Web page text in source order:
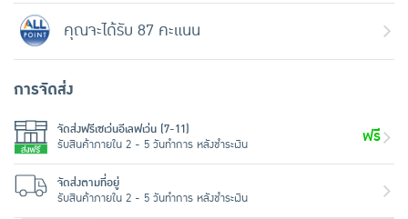
คุณจะได้รับ 87 คะแนน
การจัดส่ง
จัดส่งฟรีเซเว่นอีเลฟเว่น (7-11)
รับสินค้าภายใน 2 - 5 วันทำการ หลังชำระเงิน
ฟรี
จัดส่งตามที่อยู่
รับสินค้าภายใน 2 - 5 วันทำการ หลังชำระเงิน